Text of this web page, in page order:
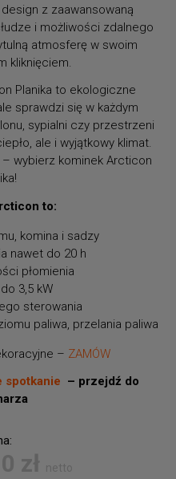
z zaawansowaną
i możliwości zdalnego
atmosferę w swoim
kliknięciem.
Planika to ekologiczne
sprawdzi się w każdym
sypialni czy przestrzeni
ale i wyjątkowy klimat.
wybierz kominek Arcticon
to:
komina i sadzy
nawet do 20 h
płomienia
3,5 kW
sterowania
paliwa, przelania paliwa
– ZAMÓW
spotkanie – przejdź do
zł netto